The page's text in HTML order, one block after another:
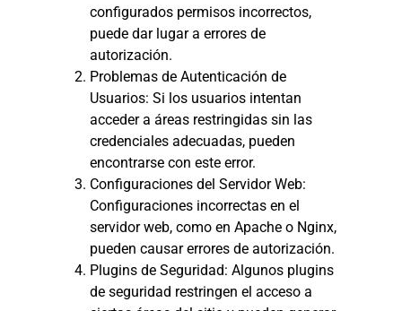
configurados permisos incorrectos,
puede dar lugar a errores de
autorización.
Problemas de Autenticación de
Usuarios: Si los usuarios intentan
acceder a áreas restringidas sin las
credenciales adecuadas, pueden
encontrarse con este error.
Configuraciones del Servidor Web:
Configuraciones incorrectas en el
servidor web, como en Apache o Nginx,
pueden causar errores de autorización.
Plugins de Seguridad: Algunos plugins
de seguridad restringen el acceso a